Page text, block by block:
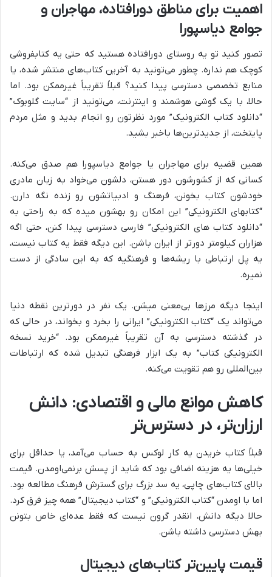
اهمیت برای مناطق دورافتاده، مهاجران و
جوامع دیاسپورا
تصور کنید تو یه روستای دورافتاده هستید که حتی یه کتابفروشی
کوچک هم نداره. چطور می‌تونید به آخرین کتاب‌های منتشر شده، یا
منابع تخصصی دسترسی پیدا کنید؟ قبلاً تقریباً غیرممکن بود. اما
حالا، با یک گوشی هوشمند و اینترنت، می‌تونید از “سایت گلوبوک”
“دانلود کتاب الکترونیک” مورد نظرتون رو انجام بدید و مثل مردم
پایتخت، از جدیدترین‌ها باخبر بشید.
همین قضیه برای مهاجران یا جوامع دیاسپورا هم صدق می‌کنه.
کسانی که از کشورشون دور هستن، دلشون می‌خواد به زبان مادری
خودشون کتاب بخونن، فرهنگ و ادبیاتشون رو زنده نگه دارن.
“کتابهای الکترونیکی” این امکان رو بهشون میده که به راحتی به
“دانلود کتاب های الکترونیکی” فارسی دسترسی پیدا کنن، حتی اگه
هزاران کیلومتر دورتر از ایران باشن. این دیگه فقط یه کتاب نیست،
یه پل ارتباطی با ریشه‌ها و فرهنگیه که به این سادگی از دست
نمیره.
اینجا دیگه مرزها بی‌معنی میشن. یک نفر در دورترین نقطه دنیا
می‌تواند یک “کتاب الکترونیکی” ایرانی را بخرد و بخواند، در حالی که
در گذشته دسترسی به آن تقریباً غیرممکن بود. “خرید نسخه
الکترونیکی کتاب” به یک ابزار فرهنگی تبدیل شده که ارتباطات
بین‌المللی رو هم تقویت می‌کنه.
کاهش موانع مالی و اقتصادی: دانش
ارزان‌تر، در دسترس‌تر
قبلاً کتاب خریدن یه کار لوکس به حساب می‌آمد، یا حداقل برای
خیلی‌ها یه هزینه اضافی بود که شاید از پسش برنمی‌اومدن. قیمت
بالای کتاب‌های چاپی، یه سد بزرگ برای گسترش فرهنگ مطالعه بود.
اما با اومدن “کتاب الکترونیکی” و “کتاب دیجیتال” همه چیز فرق کرد.
حالا دیگه دانش، انقدر گرون نیست که فقط عده‌ای خاص بتونن
بهش دسترسی داشته باشن.
قیمت پایین‌تر کتاب‌های دیجیتال